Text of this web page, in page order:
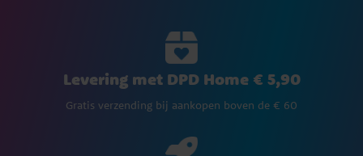
Levering met DPD Home € 5,90
Gratis verzending bij aankopen boven de € 60